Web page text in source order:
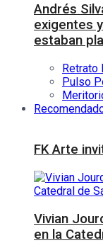
Andrés
exigentes
estaban
Retrato
Pulso
FK Arte
Vivian
en la